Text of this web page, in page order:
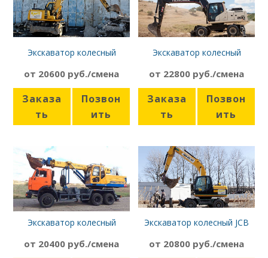
Экскаватор колесный
от 20600 руб./смена
Заказа
ть
Позвон
ить
Экскаватор колесный
от 22800 руб./смена
Заказа
ть
Позвон
ить
Экскаватор колесный
от 20400 руб./смена
Экскаватор колесный JCB
от 20800 руб./смена